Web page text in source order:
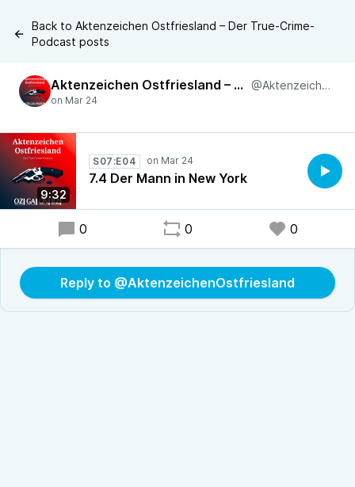
Back to Aktenzeichen Ostfriesland – Der True-Crime-
Podcast posts
Aktenzeichen Ostfriesland – Der True-Crime-Podcast @AktenzeichenOstfriesland
9:32
S07:E04
7.4 Der Mann in New York
0 0 0
Reply to @AktenzeichenOstfriesland